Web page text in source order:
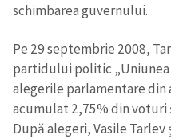
schimbarea guvernului.
Pe 29 septembrie 2008,
partidului politic „Uniunea
alegerile parlamentare din
acumulat 2,75% din
După alegeri, Vasile